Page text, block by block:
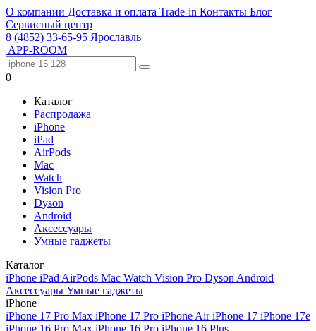
О компании Доставка и оплата Trade-in Контакты Блог
Сервисный центр
8 (4852) 33-65-95 Ярославль
APP-ROOM
0
Каталог
Распродажа
iPhone
iPad
AirPods
Mac
Watch
Vision Pro
Dyson
Android
Аксессуары
Умные гаджеты
Каталог
iPhone iPad AirPods Mac Watch Vision Pro Dyson Android
Аксессуары Умные гаджеты
iPhone
iPhone 17 Pro Max iPhone 17 Pro iPhone AiriPhone 17 iPhone 17e
iPhone 16 Pro Max iPhone 16 Pro iPhone 16 Plus